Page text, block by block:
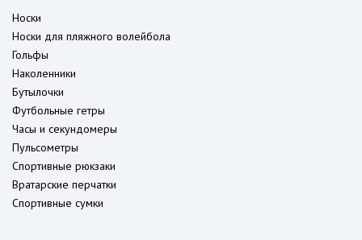
Носки
Носки для пляжного волейбола
Гольфы
Наколенники
Бутылочки
Футбольные гетры
Часы и секундомеры
Пульсометры
Спортивные рюкзаки
Вратарские перчатки
Спортивные сумки